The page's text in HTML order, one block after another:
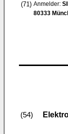
(71) Anmelder:
80333
(54)